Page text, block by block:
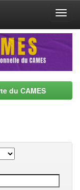
du CAMES